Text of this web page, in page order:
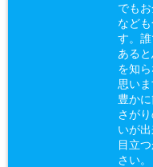
でも
など
す。
ある
を知
思い
豊か
さが
いが
目立
さい。